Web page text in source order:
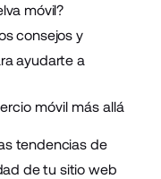
móvil?
consejos y
ayudarte a
móvil más allá
tendencias de
de tu sitio web